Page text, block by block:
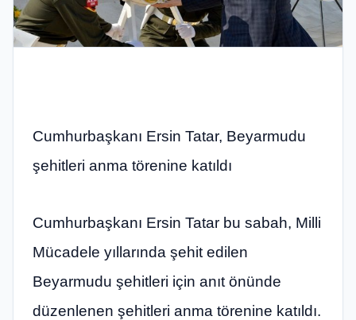
Cumhurbaşkanı Ersin Tatar, Beyarmudu
şehitleri anma törenine katıldı
Cumhurbaşkanı Ersin Tatar bu sabah, Milli
Mücadele yıllarında şehit edilen
Beyarmudu şehitleri için anıt önünde
düzenlenen şehitleri anma törenine katıldı.